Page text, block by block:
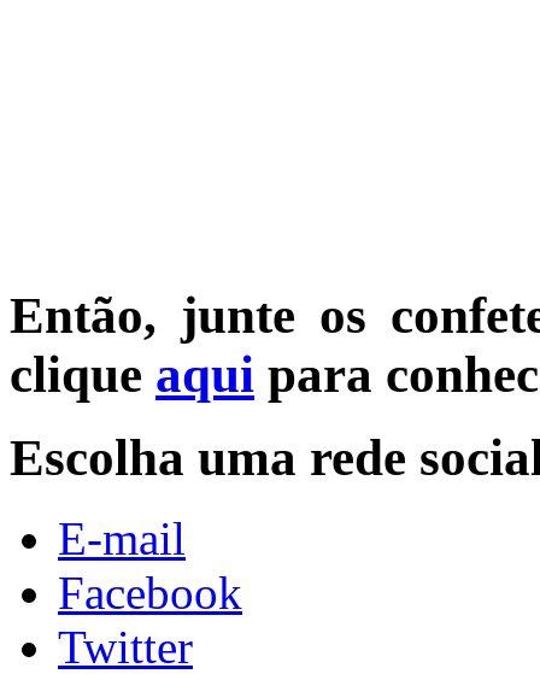
Então, junte os
clique aqui para
Escolha uma rede
E-mail
Facebook
Twitter